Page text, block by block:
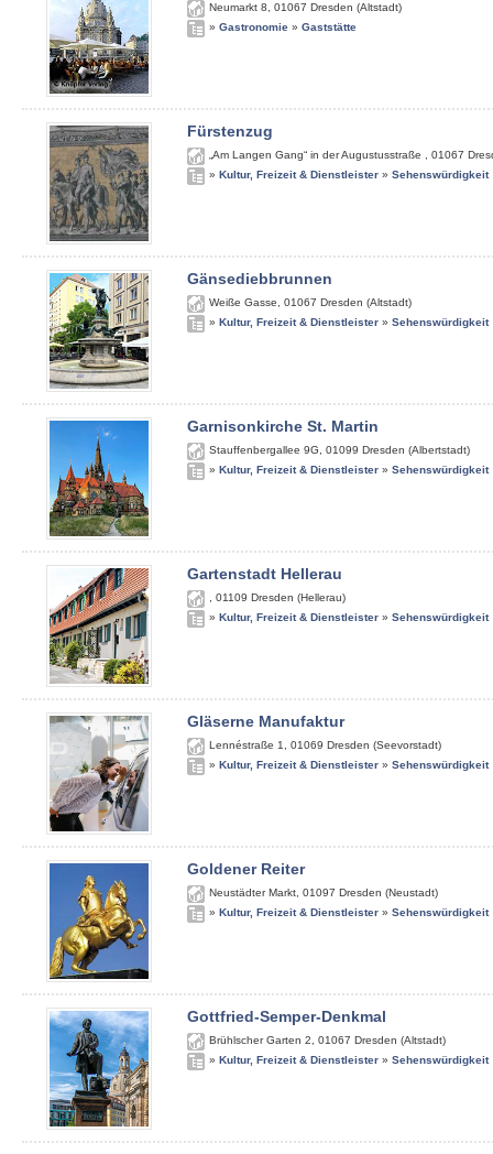
Neumarkt 8 01067 Dresden (Altstadt)
» Gastronomie » Gaststätte
Fürstenzug
„Am Langen Gang“ in der Augustusstraße 01067
» Kultur, Freizeit & Dienstleister » Sehenswürdigkeit
Gänsediebbrunnen
Weiße Gasse 01067 Dresden (Altstadt)
» Kultur, Freizeit & Dienstleister » Sehenswürdigkeit
Garnisonkirche St. Martin
Stauffenbergallee 9G 01099 Dresden (Albertstadt)
» Kultur, Freizeit & Dienstleister » Sehenswürdigkeit
Gartenstadt Hellerau
01109 Dresden (Hellerau)
» Kultur, Freizeit & Dienstleister » Sehenswürdigkeit
Gläserne Manufaktur
Lennéstraße 1 01069 Dresden (Seevorstadt)
» Kultur, Freizeit & Dienstleister » Sehenswürdigkeit
Goldener Reiter
Neustädter Markt 01097 Dresden (Neustadt)
» Kultur, Freizeit & Dienstleister » Sehenswürdigkeit
Gottfried-Semper-Denkmal
Brühlscher Garten 2 01067 Dresden (Altstadt)
» Kultur, Freizeit & Dienstleister » Sehenswürdigkeit